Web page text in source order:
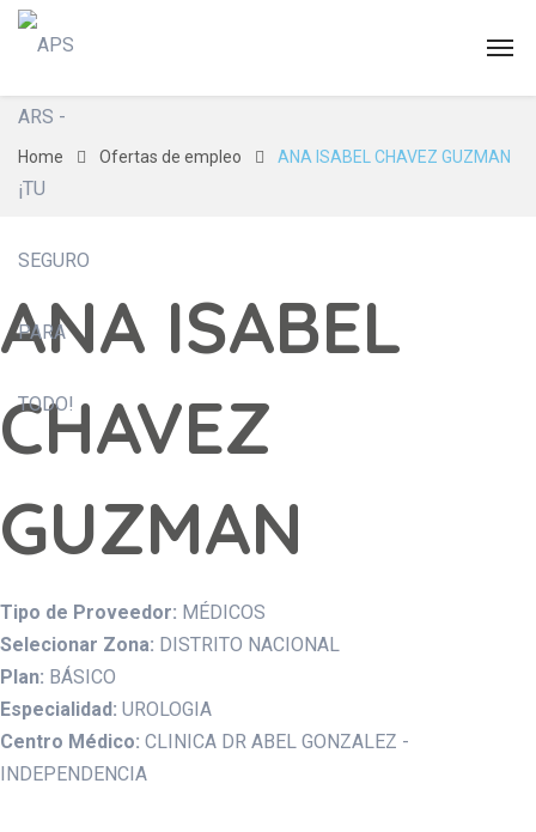
Home Ofertas de empleo ANA ISABEL CHAVEZ GUZMAN
ANA ISABEL
CHAVEZ
GUZMAN
Tipo de Proveedor: MÉDICOS
Selecionar Zona: DISTRITO NACIONAL
Plan: BÁSICO
Especialidad: UROLOGIA
Centro Médico: CLINICA DR ABEL GONZALEZ -
INDEPENDENCIA